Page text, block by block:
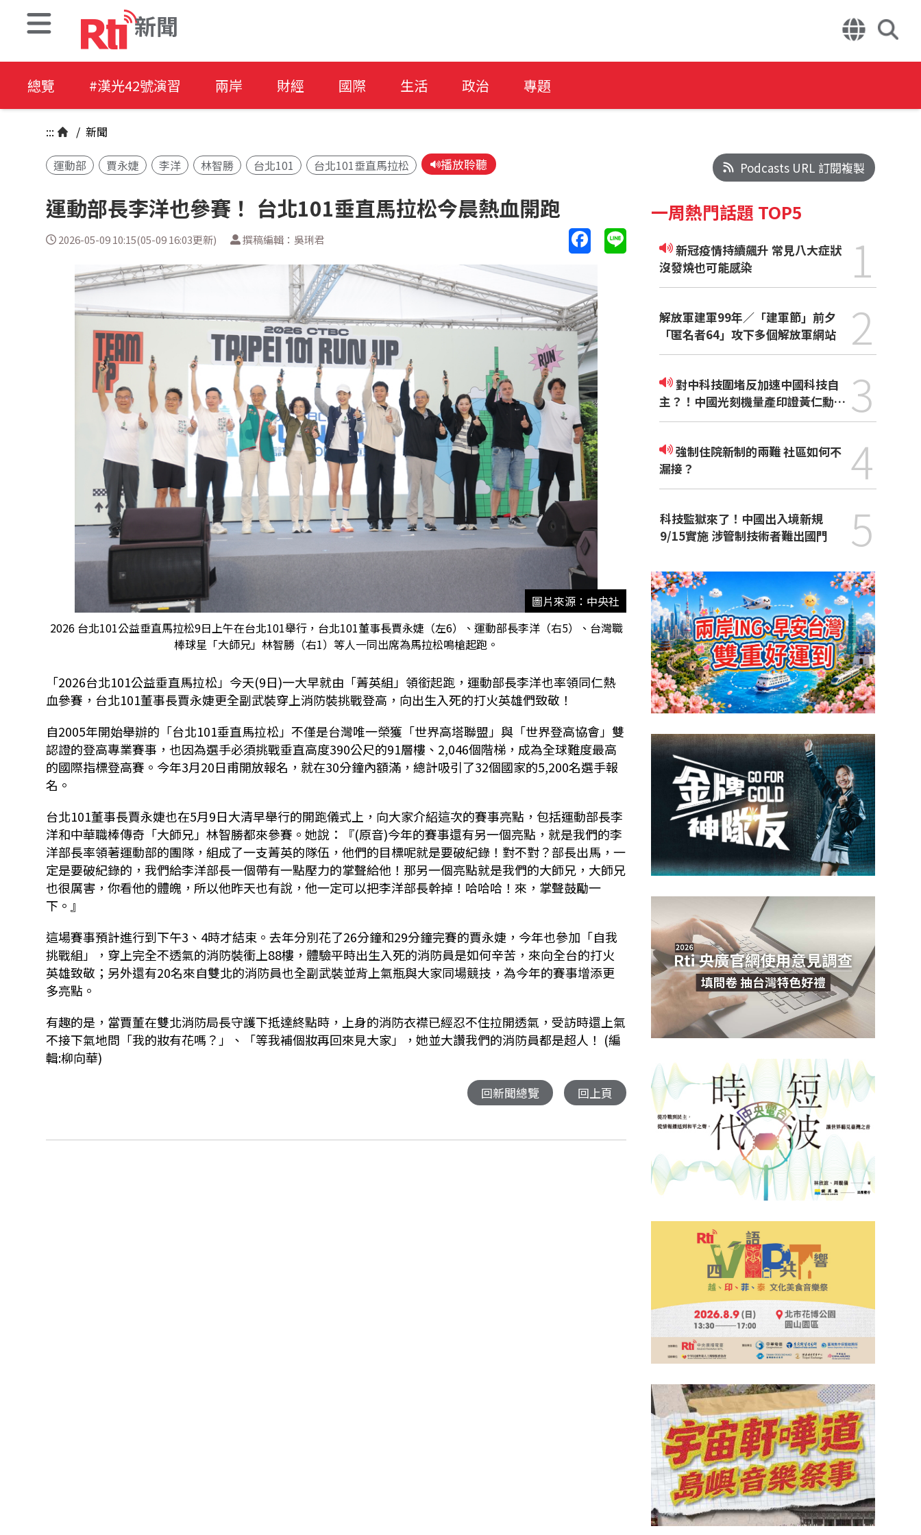
新聞
總覽 #漢光42號演習 兩岸 財經 國際 生活 政治 專題
::: / 新聞
運動部 賈永婕 李洋 林智勝 台北101 台北101垂直馬拉松 播放聆聽
運動部長李洋也參賽！ 台北101垂直馬拉松今晨熱血開跑
2026-05-09 10:15(05-09 16:03更新) 撰稿編輯：吳琍君
圖片來源：中央社
2026 台北101公益垂直馬拉松9日上午在台北101舉行，台北101董事長賈永婕（左6）、運動部長李洋（右5）、台灣職
棒球星「大師兄」林智勝（右1）等人一同出席為馬拉松鳴槍起跑。
「2026台北101公益垂直馬拉松」今天(9日)一大早就由「菁英組」領銜起跑，運動部長李洋也率領同仁熱
血參賽，台北101董事長賈永婕更全副武裝穿上消防裝挑戰登高，向出生入死的打火英雄們致敬！
自2005年開始舉辦的「台北101垂直馬拉松」不僅是台灣唯一榮獲「世界高塔聯盟」與「世界登高協會」雙
認證的登高專業賽事，也因為選手必須挑戰垂直高度390公尺的91層樓、 2,046個階梯，成為全球難度最高
的國際指標登高賽。今年3月20日甫開放報名，就在30分鐘內額滿，總計吸引了32個國家的5,200名選手報
名。
台北101董事長賈永婕也在5月9日大清早舉行的開跑儀式上，向大家介紹這次的賽事亮點，包括運動部長李
洋和中華職棒傳奇「大師兄」林智勝都來參賽。她說：『(原音)今年的賽事還有另一個亮點，就是我們的李
洋部長率領著運動部的團隊，組成了一支菁英的隊伍，他們的目標呢就是要破紀錄！對不對？部長出馬，一
定是要破紀錄的，我們給李洋部長一個帶有一點壓力的掌聲給他！那另一個亮點就是我們的大師兄，大師兄
也很厲害，你看他的體魄，所以他昨天也有說，他一定可以把李洋部長幹掉！哈哈哈！來，掌聲鼓勵一
下。』
這場賽事預計進行到下午3 、 4時才結束。去年分別花了26分鐘和29分鐘完賽的賈永婕，今年也參加「自我
挑戰組」，穿上完全不透氣的消防裝衝上88樓，體驗平時出生入死的消防員是如何辛苦，來向全台的打火
英雄致敬；另外還有20名來自雙北的消防員也全副武裝並背上氣瓶與大家同場競技，為今年的賽事增添更
多亮點。
有趣的是，當賈董在雙北消防局長守護下抵達終點時，上身的消防衣襟已經忍不住拉開透氣，受訪時還上氣
不接下氣地問「我的妝有花嗎？」、「等我補個妝再回來見大家」，她並大讚我們的消防員都是超人！ (編
輯:柳向華)
回新聞總覽 回上頁
Podcasts URL 訂閱複製
一周熱門話題 TOP5
新冠疫情持續飆升 常見八大症狀
沒發燒也可能感染
1
解放軍建軍99年／「建軍節」前夕
「匿名者64」攻下多個解放軍網站
2
對中科技圍堵反加速中國科技自
主？！中國光刻機量產印證黃仁勳觀
點
3
強制住院新制的兩難 社區如何不
漏接？
4
科技監獄來了！中國出入境新規
9/15實施 涉管制技術者難出國門
5